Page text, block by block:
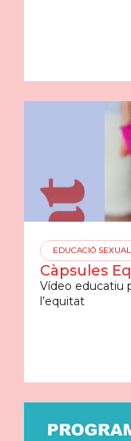
EDUCACIÓ SEXUAL
Càpsules
Vídeo educatiu
l’equitat